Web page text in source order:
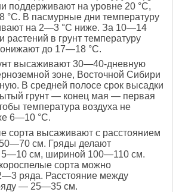
поддерживают на уровне 20 °С,
В пасмурные дни температуру
на 2—3 °С ниже. За 10—14
растений в грунт температуру
до 17—18 °С.
высаживают 30—40-дневную
зоне, Восточной Сибири
В средней полосе срок высадки
грунт — конец мая — первая
температура воздуха не
6—10 °С.
сорта высаживают с расстоянием
см. Гряды делают
см, шириной 100—110 см.
сорта можно
ряда. Расстояние между
— 25—35 см.